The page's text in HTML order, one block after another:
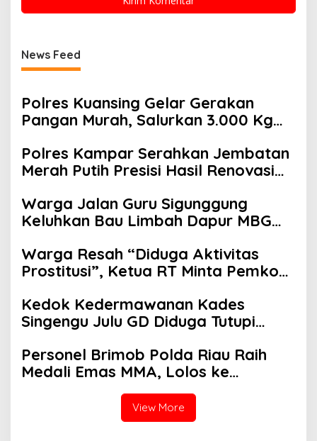
News Feed
Polres Kuansing Gelar Gerakan
Pangan Murah, Salurkan 3.000 Kg
Polres Kampar Serahkan Jembatan
Merah Putih Presisi Hasil Renovasi
Warga Jalan Guru Sigunggung
Keluhkan Bau Limbah Dapur MBG
Warga Resah “Diduga Aktivitas
Prostitusi”, Ketua RT Minta Pemko
Aktivitas Z Homestay di Jalan
Tanjung Datuk
Kedok Kedermawanan Kades
Singengu Julu GD Diduga Tutupi
Personel Brimob Polda Riau Raih
Medali Emas MMA, Lolos ke
View More